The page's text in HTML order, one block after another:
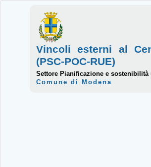
Vincoli esterni al
(PSC-POC-RUE)
Settore Pianificazione e sostenibilità
Comune di Modena